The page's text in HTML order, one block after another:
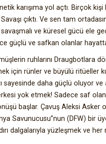
karışıma yol açtı. Birçok
çıktı. Ve sen tam
ve küresel gücü ele
güçlü ve safkan olanlar
ruhlarını Draugbotlara
için rünler ve büyülü ritüeller
sayesinde daha güçlü oluyor
yok etmek! Sadece saf
başlar. Çavuş Aleksi Asker
Savunucusu”nun (DFW) bir
dalgalarıyla yüzleşmek ve